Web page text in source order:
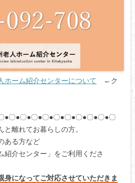
ホーム紹介センターについて ←ク
●〇●〇●〇●〇●〇●〇●〇●〇●〇●〇
離れてお暮らしの方。
ある方など
紹介センター」をご利用くださ
身になってご対応させていただきま